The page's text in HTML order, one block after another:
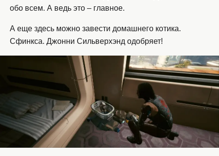
обо всем. А ведь это – главное.
А еще здесь можно завести домашнего котика.
Сфинкса. Джонни Сильверхэнд одобряет!